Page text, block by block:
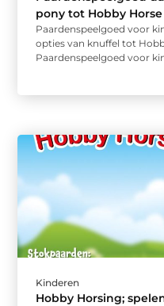
pony tot Hobby Horse
Paardenspeelgoed voor
opties van knuffel tot
Paardenspeelgoed voor
Kinderen
Hobby Horsing;